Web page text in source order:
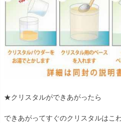
★クリスタルができあがったら
できあがってすぐのクリスタルはこ